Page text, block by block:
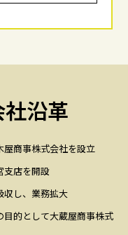
沿革
商事株式会社を設立
支店を開設
収し、業務拡大
的として大蔵屋商事株式